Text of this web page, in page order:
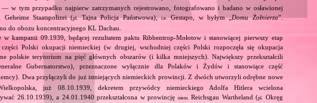
w tym przypadku najpierw zatrzymanych rejestrowano, fotografowano i badano w osławionej
Geheime Staatspolizei (pl.Tajna Policja Państwowa),i.e.Gestapo, w byłym „Domu Żołnierza”.
do obozu koncentracyjnego KL Dachau.
w kampanii 09.1939, będącej rezultatem paktu Ribbentrop‐Mołotow i stanowiącej pierwszy etap
Polski okupacji niemieckiej (w drugiej, wschodniej części Polski rozpoczęła się okupacja
polskie terytorium na pięć głównych obszarów (i kilka mniejszych). Największy przekształcili
Gubernatorstwo), przeznaczone wyłącznie dla Polaków i Żydów i stanowiące część
Dwa przyłączyli do już istniejących niemieckich prowincji. Z dwóch utworzyli odrębne nowe
już 08.10.1939, dekretem przywódcy niemieckiego Adolfa Hitlera wcielona
26.10.1939), a 24.01.1940 przekształcona w prowincję niem. Reichsgau Wartheland (pl.
Okręg